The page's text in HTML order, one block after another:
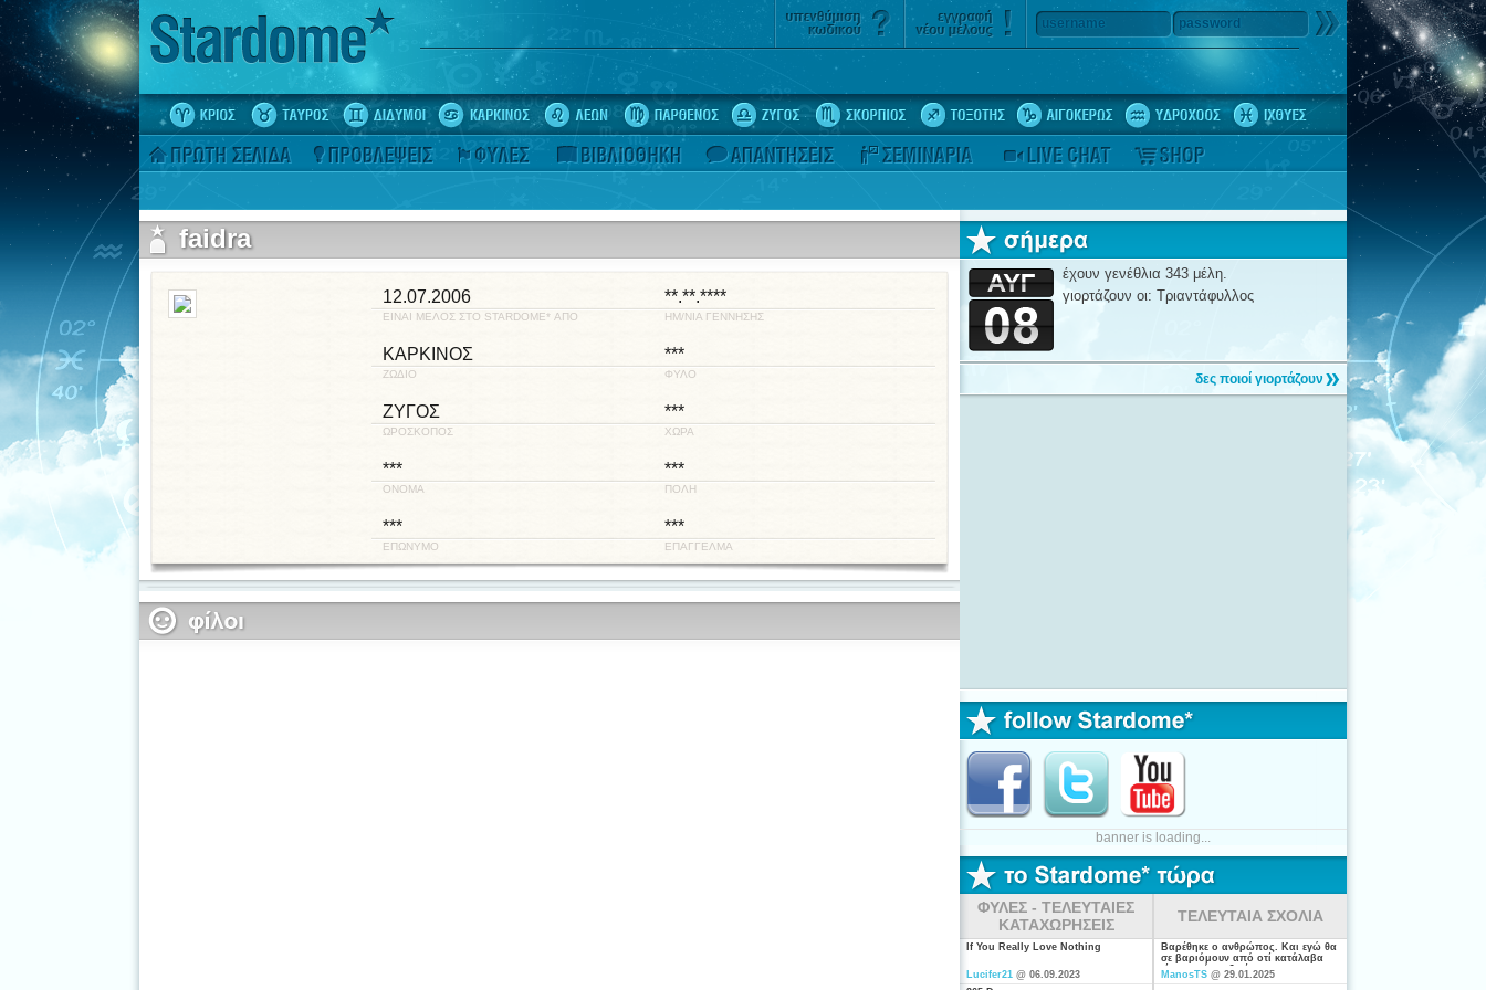
username password
faidra
12.07.2006 **.**.****
ΕΙΝΑΙ ΜΕΛΟΣ ΣΤΟ STARDOME* ΑΠΟ ΗΜ/ΝΙΑ ΓΕΝΝΗΣΗΣ
ΚΑΡΚΙΝΟΣ ***
ΖΩΔΙΟ ΦΥΛΟ
ΖΥΓΟΣ ***
ΩΡΟΣΚΟΠΟΣ ΧΩΡΑ
*** ***
ΟΝΟΜΑ ΠΟΛΗ
*** ***
ΕΠΩΝΥΜΟ ΕΠΑΓΓΕΛΜΑ
έχουν γενέθλια 343 μέλη.
γιορτάζουν οι: Τριαντάφυλλος
δες ποιοί γιορτάζουν
banner is loading...
ΦΥΛΕΣ - ΤΕΛΕΥΤΑΙΕΣ
ΚΑΤΑΧΩΡΗΣΕΙΣ
If You Really Love Nothing
Lucifer21 @ 06.09.2023
ΤΕΛΕΥΤΑΙΑ ΣΧΟΛΙΑ
Βαρέθηκε ο ανθρώπος. Και εγώ θα
σε βαριόμουν από οτί κατάλαβα
είσαι από τις ξενέρωτες που
ψάχνουν απλά για "σύζυγο". Η
ManosTS @ 29.01.2025